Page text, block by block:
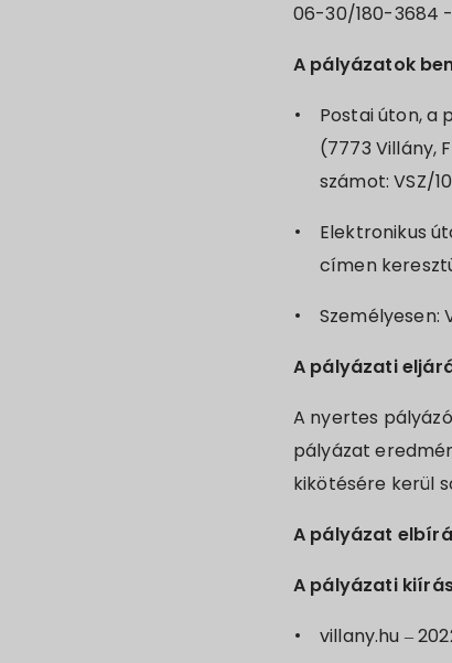
06-30/180-3684
A pályázatok
Postai úton, a
(7773 Villány,
számot: VSZ/
Elektronikus
címen
Személyesen:
A pályázati
A nyertes
pályázat
kikötésére kerül
A pályázat
A pályázati
villany.hu –